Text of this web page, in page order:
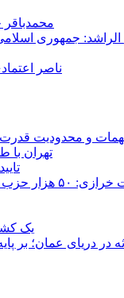
الراشد: جمهوری
ناصر
و محدودیت قدرت
تهران با
یک
در دریای عمان؛ بر